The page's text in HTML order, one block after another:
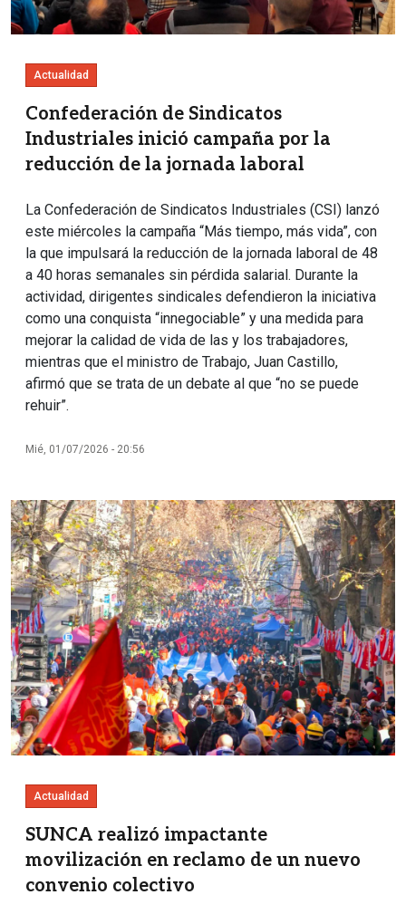
Actualidad
Confederación de Sindicatos
Industriales inició campaña por la
reducción de la jornada laboral
La Confederación de Sindicatos Industriales (CSI) lanzó
este miércoles la campaña “Más tiempo, más vida”, con
la que impulsará la reducción de la jornada laboral de 48
a 40 horas semanales sin pérdida salarial. Durante la
actividad, dirigentes sindicales defendieron la iniciativa
como una conquista “innegociable” y una medida para
mejorar la calidad de vida de las y los trabajadores,
mientras que el ministro de Trabajo, Juan Castillo,
afirmó que se trata de un debate al que “no se puede
rehuir”.
Mié, 01/07/2026 - 20:56
Imagen
Actualidad
SUNCA realizó impactante
movilización en reclamo de un nuevo
convenio colectivo